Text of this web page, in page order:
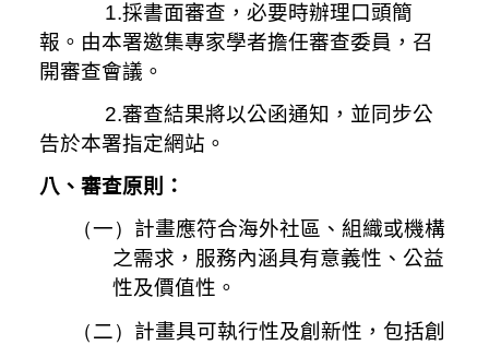
1.採書面審查，必要時辦理口頭簡
報。由本署邀集專家學者擔任審查委員，召
開審查會議。
2.審查結果將以公函通知，並同步公
告於本署指定網站。
八、審查原則：
（一） 計畫應符合海外社區、組織或機構
之需求，服務內涵具有意義性、公益
性及價值性。
（二） 計畫具可執行性及創新性，包括創